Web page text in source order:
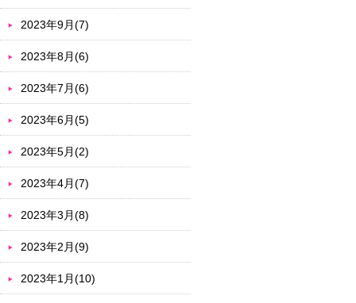
2023年9月(7)
2023年8月(6)
2023年7月(6)
2023年6月(5)
2023年5月(2)
2023年4月(7)
2023年3月(8)
2023年2月(9)
2023年1月(10)